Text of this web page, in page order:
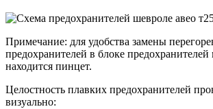
Примечание: для удобства замены
предохранителей в блоке предохранителей
находится пинцет.
Целостность плавких предохранителей
визуально: